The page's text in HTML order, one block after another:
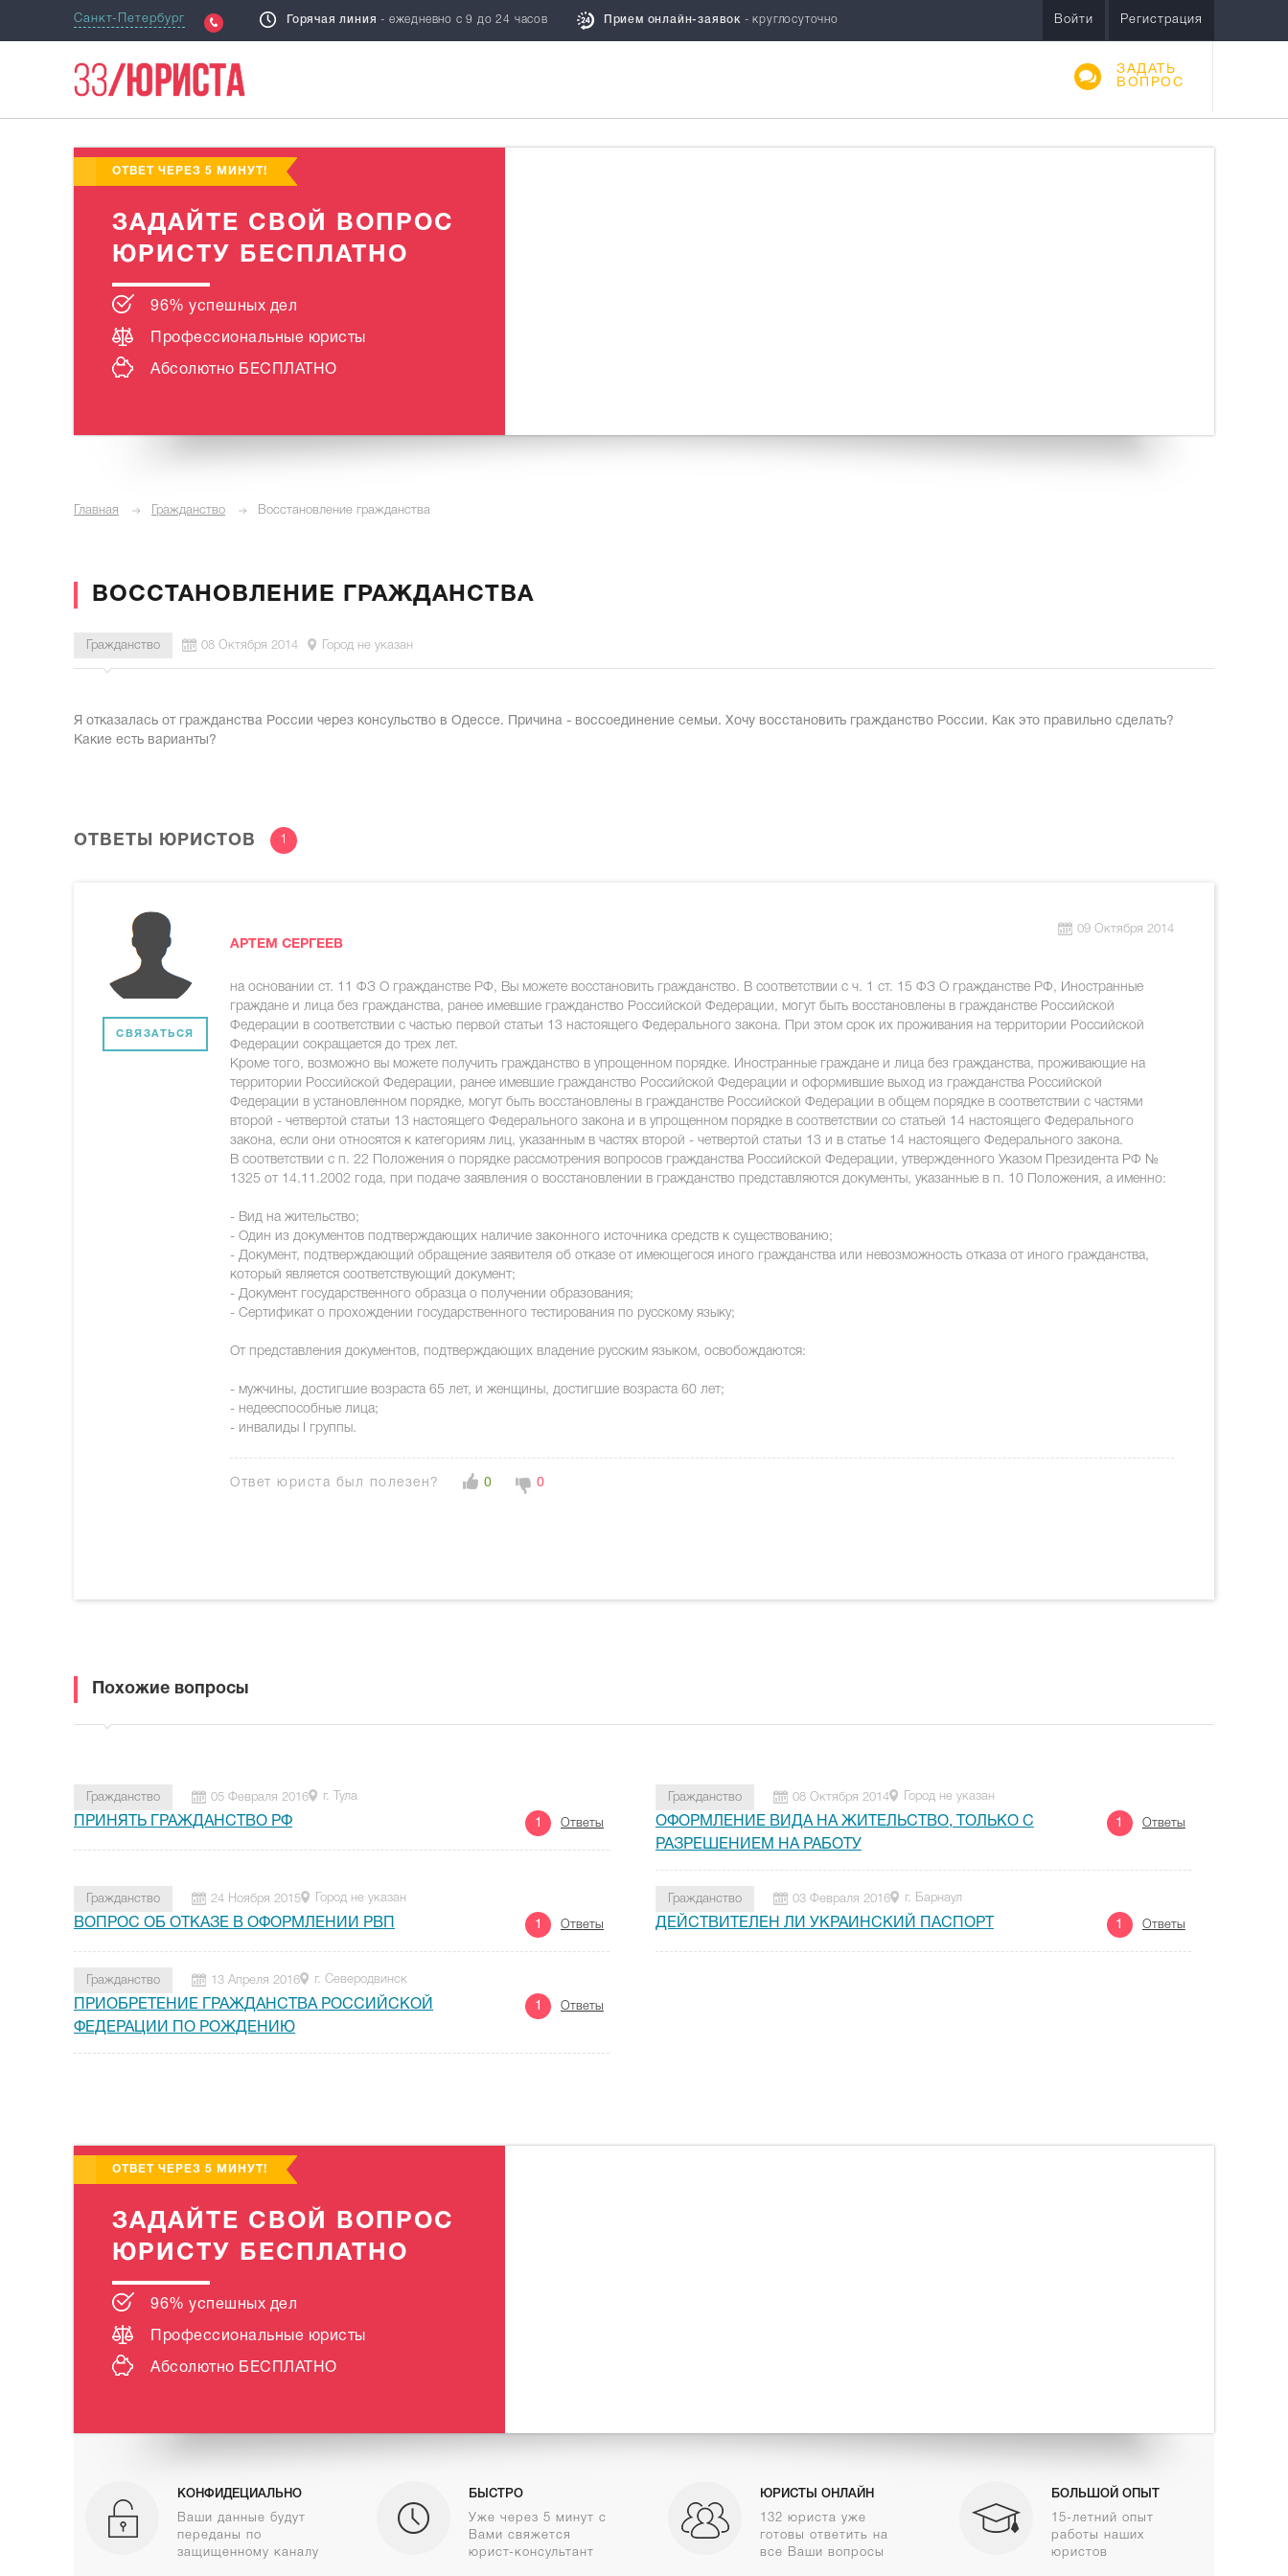
Санкт-Петербург Горячая линия - ежедневно с 9 до 24 часов Прием онлайн-заявок - круглосуточно Войти Регистрация
ЗАДАТЬ
ВОПРОС
ОТВЕТ ЧЕРЕЗ 5 МИНУТ!
ЗАДАЙТЕ СВОЙ ВОПРОС
ЮРИСТУ БЕСПЛАТНО
96% успешных дел
Профессиональные юристы
Абсолютно БЕСПЛАТНО
Главная Гражданство Восстановление гражданства
ВОССТАНОВЛЕНИЕ ГРАЖДАНСТВА
Гражданство 08 Октября 2014 Город не указан
Я отказалась от гражданства России через консульство в Одессе. Причина - воссоединение семьи. Хочу восстановить гражданство России. Как это правильно сделать?
Какие есть варианты?
ОТВЕТЫ ЮРИСТОВ 1
СВЯЗАТЬСЯ
АРТЕМ СЕРГЕЕВ
09 Октября 2014
на основании ст. 11 ФЗ О гражданстве РФ, Вы можете восстановить гражданство. В соответствии с ч. 1 ст. 15 ФЗ О гражданстве РФ, Иностранные
граждане и лица без гражданства, ранее имевшие гражданство Российской Федерации, могут быть восстановлены в гражданстве Российской
Федерации в соответствии с частью первой статьи 13 настоящего Федерального закона. При этом срок их проживания на территории Российской
Федерации сокращается до трех лет.
Кроме того, возможно вы можете получить гражданство в упрощенном порядке. Иностранные граждане и лица без гражданства, проживающие на
территории Российской Федерации, ранее имевшие гражданство Российской Федерации и оформившие выход из гражданства Российской
Федерации в установленном порядке, могут быть восстановлены в гражданстве Российской Федерации в общем порядке в соответствии с частями
второй - четвертой статьи 13 настоящего Федерального закона и в упрощенном порядке в соответствии со статьей 14 настоящего Федерального
закона, если они относятся к категориям лиц, указанным в частях второй - четвертой статьи 13 и в статье 14 настоящего Федерального закона.
В соответствии с п. 22 Положения о порядке рассмотрения вопросов гражданства Российской Федерации, утвержденного Указом Президента РФ №
1325 от 14.11.2002 года, при подаче заявления о восстановлении в гражданство представляются документы, указанные в п. 10 Положения, а именно:
- Вид на жительство;
- Один из документов подтверждающих наличие законного источника средств к существованию;
- Документ, подтверждающий обращение заявителя об отказе от имеющегося иного гражданства или невозможность отказа от иного гражданства,
который является соответствующий документ;
- Документ государственного образца о получении образования;
- Сертификат о прохождении государственного тестирования по русскому языку;
От представления документов, подтверждающих владение русским языком, освобождаются:
- мужчины, достигшие возраста 65 лет, и женщины, достигшие возраста 60 лет;
- недееспособные лица;
- инвалиды I группы.
Ответ юриста был полезен? 0 0
Похожие вопросы
Гражданство 05 Февраля 2016 г. Тула
ПРИНЯТЬ ГРАЖДАНСТВО РФ 1 Ответы
Гражданство 08 Октября 2014 Город не указан
ОФОРМЛЕНИЕ ВИДА НА ЖИТЕЛЬСТВО, ТОЛЬКО С
РАЗРЕШЕНИЕМ НА РАБОТУ
1 Ответы
Гражданство 24 Ноября 2015 Город не указан
ВОПРОС ОБ ОТКАЗЕ В ОФОРМЛЕНИИ РВП 1 Ответы
Гражданство 03 Февраля 2016 г. Барнаул
ДЕЙСТВИТЕЛЕН ЛИ УКРАИНСКИЙ ПАСПОРТ 1 Ответы
Гражданство 13 Апреля 2016 г. Северодвинск
ПРИОБРЕТЕНИЕ ГРАЖДАНСТВА РОССИЙСКОЙ
ФЕДЕРАЦИИ ПО РОЖДЕНИЮ
1 Ответы
ОТВЕТ ЧЕРЕЗ 5 МИНУТ!
ЗАДАЙТЕ СВОЙ ВОПРОС
ЮРИСТУ БЕСПЛАТНО
96% успешных дел
Профессиональные юристы
Абсолютно БЕСПЛАТНО
КОНФИДЕЦИАЛЬНО
Ваши данные будут
переданы по
защищенному каналу
БЫСТРО
Уже через 5 минут с
Вами свяжется
юрист-консультант
ЮРИСТЫ ОНЛАЙН
132 юриста уже
готовы ответить на
все Ваши вопросы
БОЛЬШОЙ ОПЫТ
15-летний опыт
работы наших
юристов